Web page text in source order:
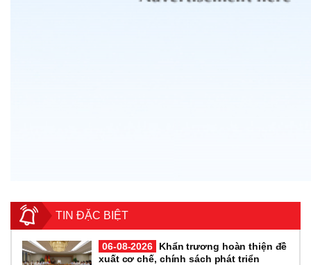
TIN ĐẶC BIỆT
06-08-2026
Khẩn trương hoàn thiện đề
xuất cơ chế, chính sách phát triển